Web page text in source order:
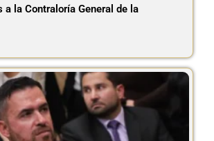
a la Contraloría General de la